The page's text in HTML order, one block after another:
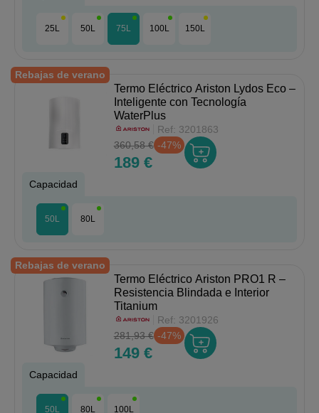
25L 50L 75L 100L 150L
Rebajas de verano
Termo Eléctrico Ariston Lydos Eco –
Inteligente con Tecnología
WaterPlus
Ref: 3201863
360,58 € -47%
189 €
Capacidad
50L 80L
Rebajas de verano
Termo Eléctrico Ariston PRO1 R –
Resistencia Blindada e Interior
Titanium
Ref: 3201926
281,93 € -47%
149 €
Capacidad
50L 80L 100L